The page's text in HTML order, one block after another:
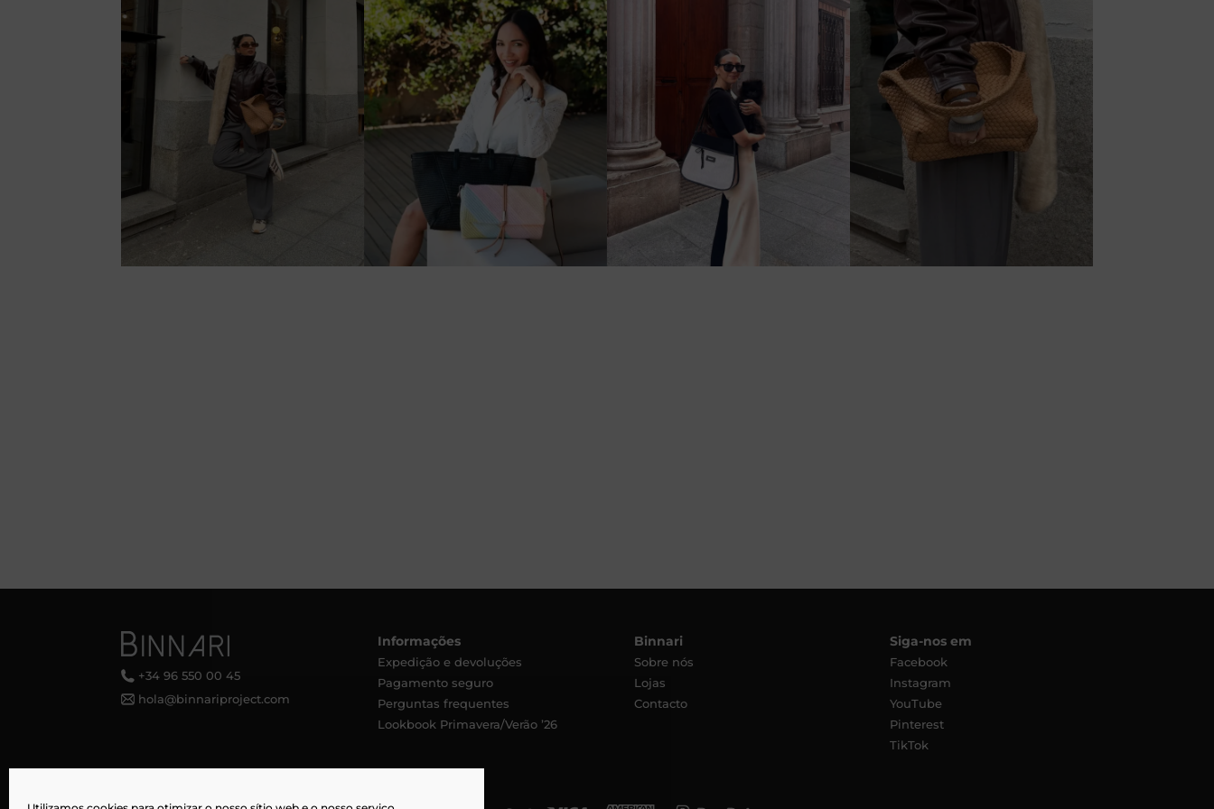
+34 96 550 00 45
hola@binnariproject.com
Informações
Expedição e devoluções
Pagamento seguro
Perguntas frequentes
Lookbook Primavera/Verão ’26
Binnari
Sobre nós
Lojas
Contacto
Siga-nos em
Facebook
Instagram
YouTube
Pinterest
TikTok